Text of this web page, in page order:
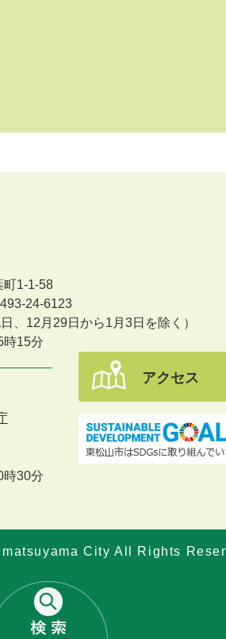
1-1-58
24-6123
日、12月29日から1月3日を除く）
時15分
時30分
アクセス
City All Rights